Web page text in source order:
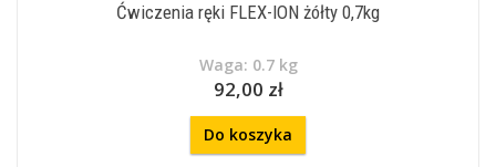
Ćwiczenia ręki FLEX-ION żółty 0,7kg
Waga: 0.7 kg
92,00 zł
Do koszyka